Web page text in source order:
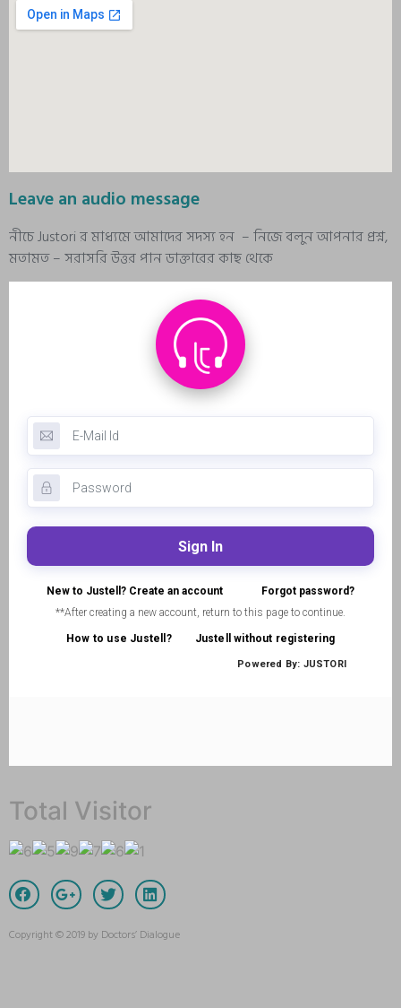
Leave an audio message
নীচে Justori র মাধ্যমে আমাদের সদস্য হন – নিজে বলুন আপনার প্রশ্ন,
মতামত – সরাসরি উত্তর পান ডাক্তারের কাছ থেকে
Total Visitor
Copyright © 2019 by Doctors’ Dialogue